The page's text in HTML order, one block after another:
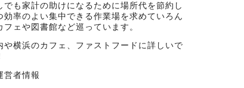
でも家計の助けになるために場所代を節約し
効率のよい集中できる作業場を求めていろん
フェや図書館など巡っています。
や横浜のカフェ、ファストフードに詳しいで
営者情報